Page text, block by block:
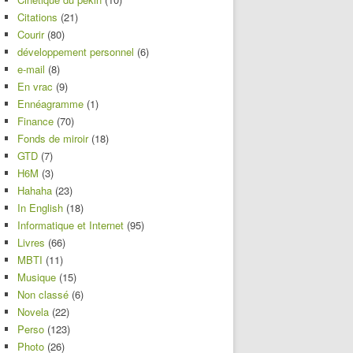
Citations (21)
Courir(80)
développement personnel (6)
e-mail (8)
En vrac (9)
Ennéagramme (1)
Finance (70)
Fonds de miroir(18)
GTD (7)
H6M (3)
Hahaha (23)
In English (18)
Informatique et Internet (95)
Livres (66)
MBTI (11)
Musique (15)
Non classé (6)
Novela (22)
Perso (123)
Photo (26)